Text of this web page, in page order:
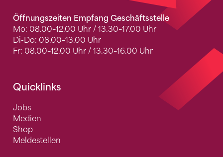
Öffnungszeiten Empfang Geschäftsstelle
Mo: 08.00–12.00 Uhr / 13.30–17.00 Uhr
Di-Do: 08.00–13.00 Uhr
Fr: 08.00–12.00 Uhr / 13.30–16.00 Uhr
Quicklinks
Jobs
Medien
Shop
Meldestellen